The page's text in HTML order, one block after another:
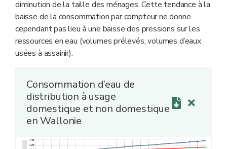
diminution de la taille des ménages. Cette tendance à la
baisse de la consommation par compteur ne donne
cependant pas lieu à une baisse des pressions sur les
ressources en eau (volumes prélevés, volumes d’eaux
usées à assainir).
Consommation d’eau de
distribution à usage
domestique et non domestique
en Wallonie